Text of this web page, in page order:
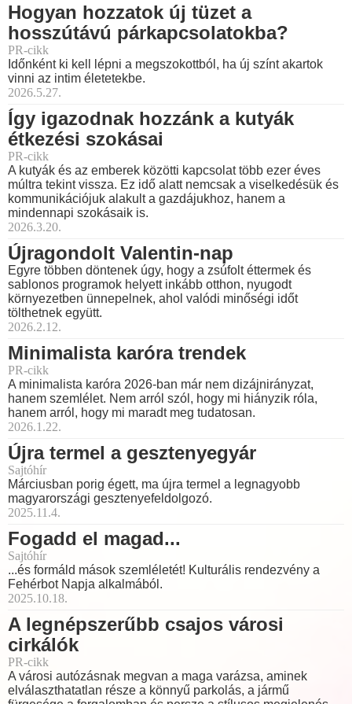
Hogyan hozzatok új tüzet a
hosszútávú párkapcsolatokba?
PR-cikk
Időnként ki kell lépni a megszokottból, ha új színt akartok
vinni az intim életetekbe.
2026.5.27.
Így igazodnak hozzánk a kutyák
étkezési szokásai
PR-cikk
A kutyák és az emberek közötti kapcsolat több ezer éves
múltra tekint vissza. Ez idő alatt nemcsak a viselkedésük és
kommunikációjuk alakult a gazdájukhoz, hanem a
mindennapi szokásaik is.
2026.3.20.
Újragondolt Valentin-nap
Egyre többen döntenek úgy, hogy a zsúfolt éttermek és
sablonos programok helyett inkább otthon, nyugodt
környezetben ünnepelnek, ahol valódi minőségi időt
tölthetnek együtt.
2026.2.12.
Minimalista karóra trendek
PR-cikk
A minimalista karóra 2026-ban már nem dizájnirányzat,
hanem szemlélet. Nem arról szól, hogy mi hiányzik róla,
hanem arról, hogy mi maradt meg tudatosan.
2026.1.22.
Újra termel a gesztenyegyár
Sajtóhír
Márciusban porig égett, ma újra termel a legnagyobb
magyarországi gesztenyefeldolgozó.
2025.11.4.
Fogadd el magad...
Sajtóhír
...és formáld mások szemléletét! Kulturális rendezvény a
Fehérbot Napja alkalmából.
2025.10.18.
A legnépszerűbb csajos városi
cirkálók
PR-cikk
A városi autózásnak megvan a maga varázsa, aminek
elválaszthatatlan része a könnyű parkolás, a jármű